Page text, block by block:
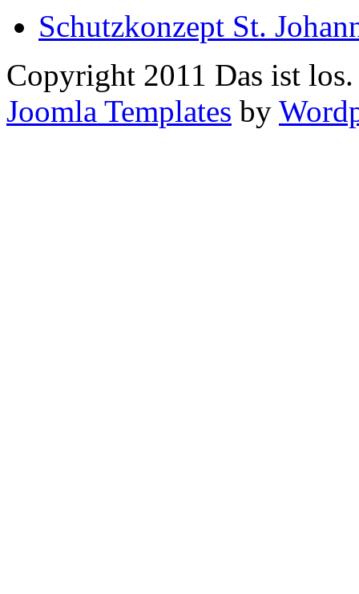
Schutzkonzept St.
Copyright 2011 Das ist
Joomla Templates by